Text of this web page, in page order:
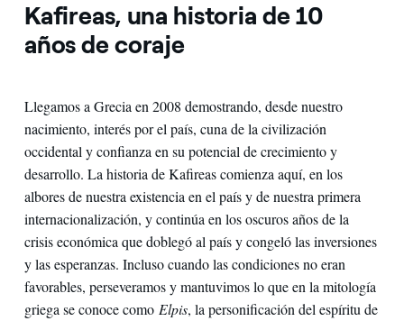
Kafireas, una historia de 10
años de coraje
Llegamos a Grecia en 2008 demostrando, desde nuestro
nacimiento, interés por el país, cuna de la civilización
occidental y confianza en su potencial de crecimiento y
desarrollo. La historia de Kafireas comienza aquí, en los
albores de nuestra existencia en el país y de nuestra primera
internacionalización, y continúa en los oscuros años de la
crisis económica que doblegó al país y congeló las inversiones
y las esperanzas. Incluso cuando las condiciones no eran
favorables, perseveramos y mantuvimos lo que en la mitología
griega se conoce como Elpis, la personificación del espíritu de